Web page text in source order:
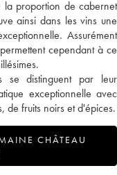
la proportion de cabernet
ainsi dans les vins une
Assurément
cependant à ce
se distinguent par leur
exceptionnelle avec
de fruits noirs et d'épices.
CHÂTEAU